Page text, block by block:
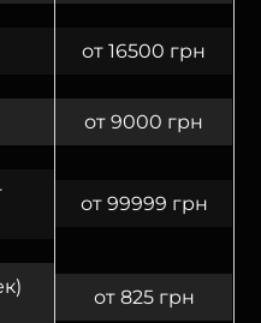
от 16500 грн
от 9000 грн
от 99999 грн
от 825 грн